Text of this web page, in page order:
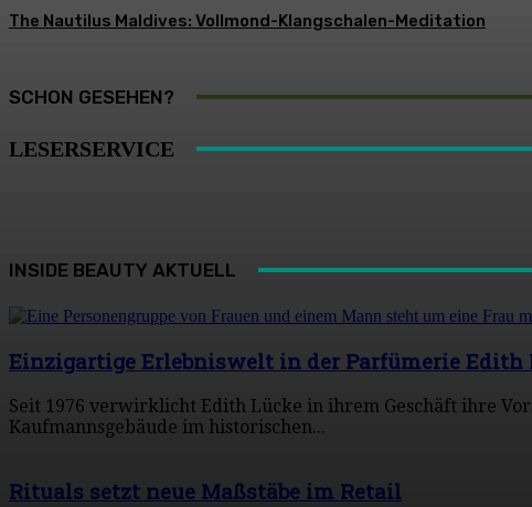
The Nautilus Maldives: Vollmond-Klangschalen-Meditation
SCHON GESEHEN?
LESERSERVICE
INSIDE BEAUTY AKTUELL
Einzigartige Erlebniswelt in der Parfümerie Edith
Seit 1976 verwirklicht Edith Lücke in ihrem Geschäft ihre
Kaufmannsgebäude im historischen...
Rituals setzt neue Maßstäbe im Retail